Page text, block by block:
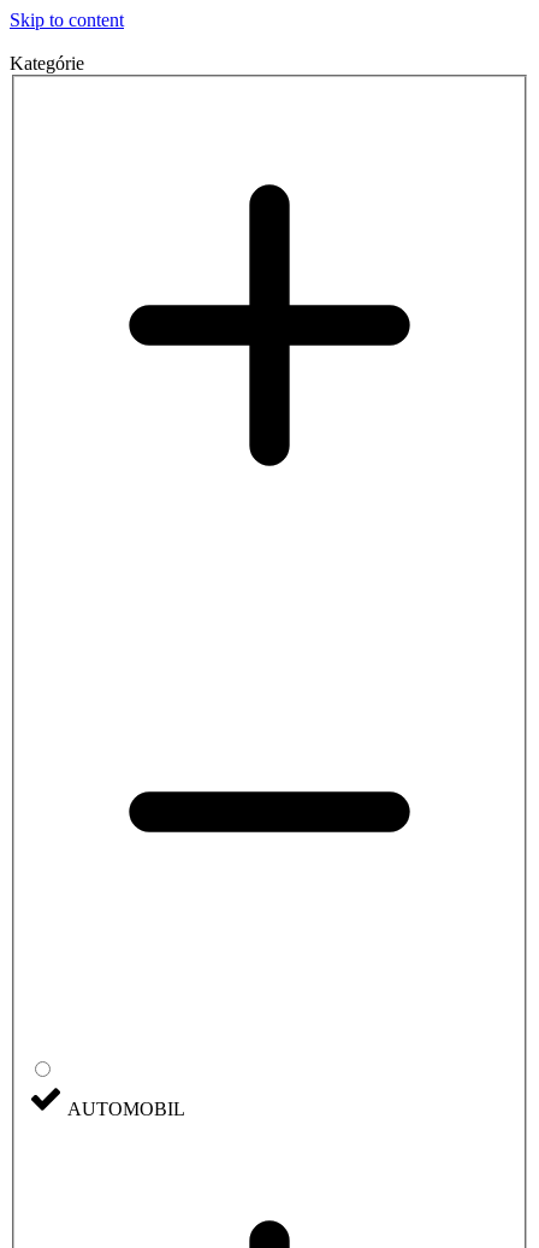
Skip to content
Kategórie
AUTOMOBIL